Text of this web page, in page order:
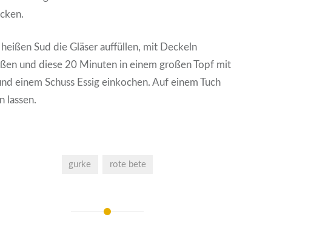
Sud die Gläser auffüllen, mit Deckeln
und diese 20 Minuten in einem großen Topf mit
einem Schuss Essig einkochen. Auf einem Tuch
lassen.
gurke rote bete